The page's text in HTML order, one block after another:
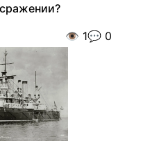
👁️ 1💬 0